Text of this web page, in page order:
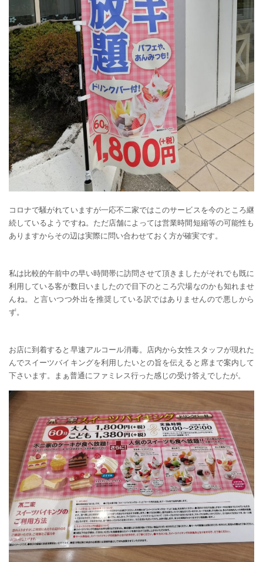
コロナで騒がれていますが一応不二家ではこのサービスを今のところ継
続しているようですね。ただ店舗によっては営業時間短縮等の可能性も
ありますからその辺は実際に問い合わせておく方が確実です。
私は比較的午前中の早い時間帯に訪問させて頂きましたがそれでも既に
利用している客が数日いましたので目下のところ穴場なのかも知れませ
んね。と言いつつ外出を推奨している訳ではありませんので悪しから
ず。
お店に到着すると早速アルコール消毒。店内から女性スタッフが現れた
んでスイーツバイキングを利用したいとの旨を伝えると席まで案内して
下さいます。まぁ普通にファミレス行った感じの受け答えでしたが。